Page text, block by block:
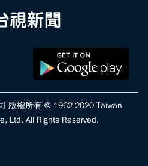
版權所有 © 1962-2020 Taiwan
Ltd. All Rights Reserved.